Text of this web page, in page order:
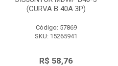
(CURVA B 40A 3P)
Código: 57869
SKU: 15265941
R$ 58,76